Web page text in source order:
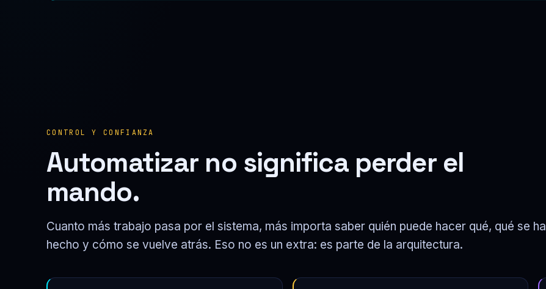
CONTROL Y CONFIANZA
Automatizar no significa perder el
mando.
Cuanto más trabajo pasa por el sistema, más importa saber quién puede hacer qué, qué se ha
hecho y cómo se vuelve atrás. Eso no es un extra: es parte de la arquitectura.